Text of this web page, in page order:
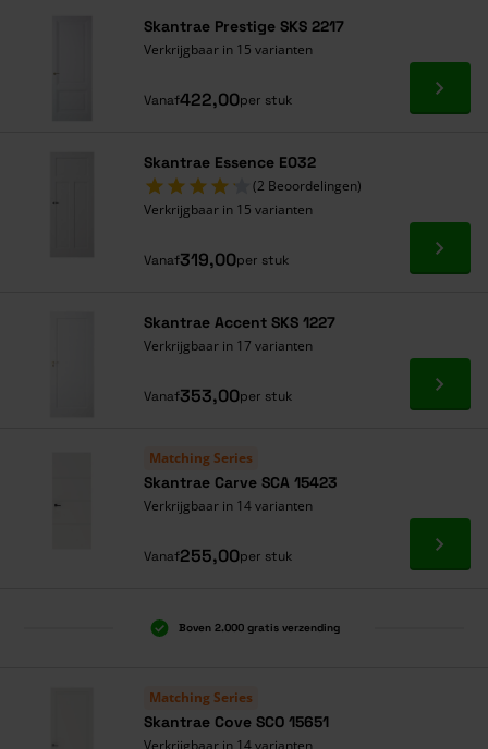
Skantrae Prestige SKS 2217
Verkrijgbaar in 15 varianten
Vanaf422,00per stuk Ga
Skantrae Essence E032
(2 Beoordelingen)
Verkrijgbaar in 15 varianten
Vanaf319,00per stuk Ga
Skantrae Accent SKS 1227
Verkrijgbaar in 17 varianten
Vanaf353,00per stuk Ga
Matching Series
Skantrae Carve SCA 15423
Verkrijgbaar in 14 varianten
Vanaf255,00per stuk Ga
Boven 2.000 gratis verzending
Matching Series
Skantrae Cove SCO 15651
Verkrijgbaar in 14 varianten